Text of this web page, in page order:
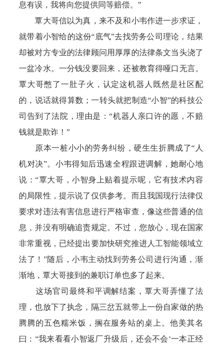
息有误，我将向您提供同等赔偿。”
覃大哥信以为真，来不及和小韦作进一步求证，
就带着小智给的这份“底气”去找劳务公司理论，结果
却被对方专业的法律顾问用厚厚的法律条文当头浇了
一盆冷水。一分钱没要回来，还被教育得哑口无言。
覃大哥憋了一肚子火，认定这机器人既然是社区配
的，说话就得算数；一转头就把制造“小智”的科技公
司告到了法院，理由是：“机器人亲口许的愿，不赔
钱就是欺诈！”
原本一桩小小的劳务纠纷，硬生生折腾成了“人
机对决”。小韦得知后迅速全程跟进调解，她耐心地
说：“覃大哥，小智身上贴着提示呢，它有技术内容
的局限性，提示说了仅供参考。而且我国现行法律仅
要求对违法有害信息进行严格审查，像这些普通的信
息，并没有明确追责规定。不过，您放心，现在国家
非常重视，已经提出要加快研究推进人工智能领域立
法了！”随后，小韦主动找到劳务公司进行沟通，渐
渐地，覃大哥接到的兼职订单也多了起来。
这场官司最终和平调解结案，覃大哥弄懂了法
理，也放下了执念，隔三岔五就带上一份自家做的热
腾腾的五色糯米饭，搁在服务站的桌上。他美其名
曰：“我来看看小智返厂升级后，还会不会‘一本正经